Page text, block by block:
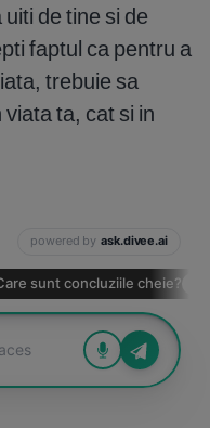
de tine si de
faptul ca pentru a
trebuie sa
ta, cat si in